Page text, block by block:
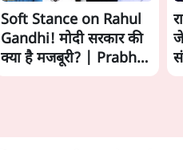
Soft Stance on Rahul
Gandhi! मोदी सरकार की
क्या है मजबूरी? | Prabhu